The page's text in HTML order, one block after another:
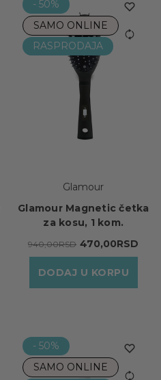
- 50%
SAMO ONLINE
RASPRODAJA
Glamour
Glamour Magnetic četka
za kosu, 1 kom.
940,00RSD 470,00RSD
DODAJ U KORPU
- 50%
SAMO ONLINE